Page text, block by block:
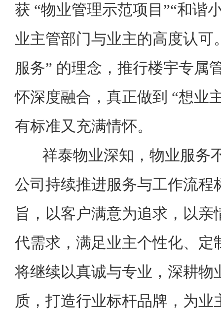
获 “物业管理示范项目”“和谐
业主管部门与业主的高度认可
服务” 的理念，推行楼宇专属
怀深度融合，真正做到 “想业
有标准又充满情怀。
祥泰物业深知，物业服务
公司持续推进服务与工作流
旨，以客户满意为追求，以
代需求，满足业主个性化、
将继续以真诚与专业，深耕
质，打造行业标杆品牌，为